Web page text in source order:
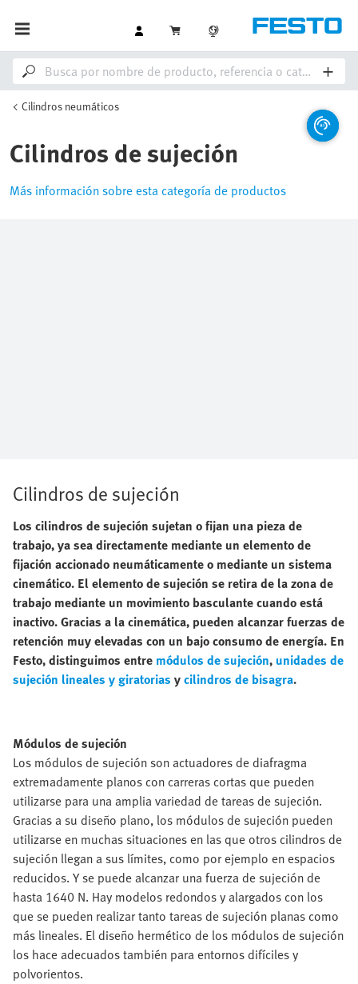
Cilindros neumáticos
Cilindros de sujeción
Más información sobre esta categoría de productos
Cilindros de sujeción
Los cilindros de sujeción sujetan o fijan una pieza de
trabajo, ya sea directamente mediante un elemento de
fijación accionado neumáticamente o mediante un sistema
cinemático. El elemento de sujeción se retira de la zona de
trabajo mediante un movimiento basculante cuando está
inactivo. Gracias a la cinemática, pueden alcanzar fuerzas de
retención muy elevadas con un bajo consumo de energía. En
Festo, distinguimos entre módulos de sujeción, unidades de
sujeción lineales y giratorias ycilindros de bisagra.
Módulos de sujeción
Los módulos de sujeción son actuadores de diafragma
extremadamente planos con carreras cortas que pueden
utilizarse para una amplia variedad de tareas de sujeción.
Gracias a su diseño plano, los módulos de sujeción pueden
utilizarse en muchas situaciones en las que otros cilindros de
sujeción llegan a sus límites, como por ejemplo en espacios
reducidos. Y se puede alcanzar una fuerza de sujeción de
hasta 1640 N. Hay modelos redondos y alargados con los
que se pueden realizar tanto tareas de sujeción planas como
más lineales. El diseño hermético de los módulos de sujeción
los hace adecuados también para entornos difíciles y
polvorientos.